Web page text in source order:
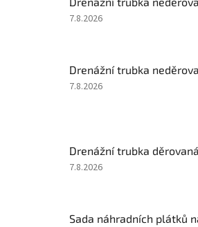
Hodnocení
z
5
7.8.2026
Hodnocení
5
hvězdiček.
7.8.2026
Hodnocení
z
7.8.2026